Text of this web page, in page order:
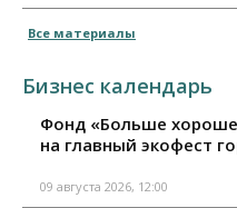
Все материалы
Бизнес календарь
Фонд «Больше
на главный экофест
09 августа 2026, 12:00